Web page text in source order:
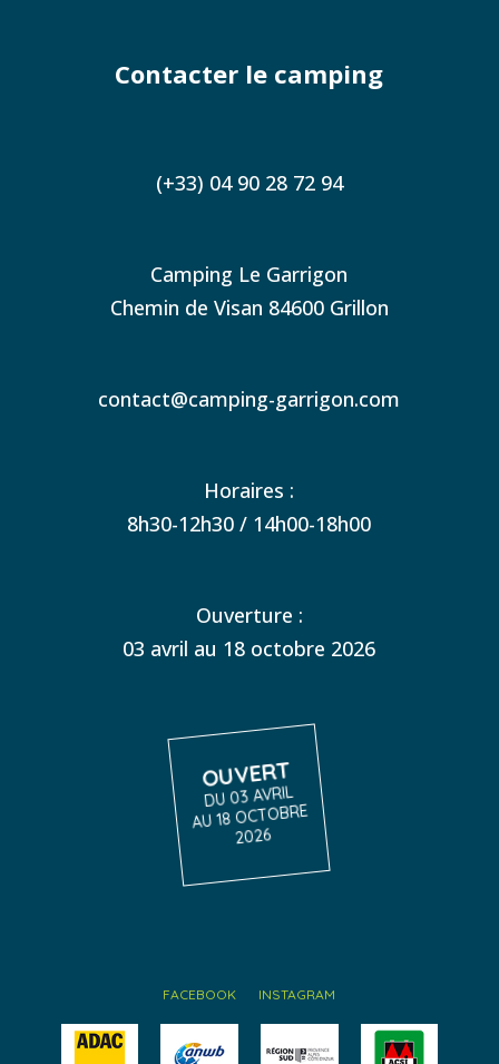
Contacter le camping
(+33) 04 90 28 72 94
Camping Le Garrigon
Chemin de Visan 84600 Grillon
contact@camping-garrigon.com
Horaires :
8h30-12h30 / 14h00-18h00
Ouverture :
03 avril au 18 octobre 2026
OUVERT
DU 03 AVRIL
AU 18 OCTOBRE
2026
FACEBOOK INSTAGRAM